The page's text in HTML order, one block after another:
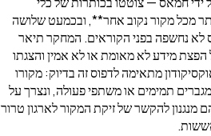
מכל מקור נקוב אחר**, ובכמעט שלושה
נחשפה בפני הקוראים. המחקר תיאר
מידע לא מאומת או לא אמין והצגתו
מתאימה לדפוס זה בדיוק: מקורו
תמימים או משתפי פעולה, ונצרך על
מנגנון להקשר של זיקת המקור לארגון טרור